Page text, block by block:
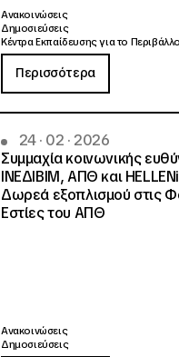
Ανακοινώσεις
Δημοσιεύσεις
Κέντρα Εκπαίδευσης για το
Περισσότερα
24 · 02 · 2026
Συμμαχία κοινωνικής
ΙΝΕΔΙΒΙΜ, ΑΠΘ και
Δωρεά εξοπλισμού στις
Εστίες του ΑΠΘ
Ανακοινώσεις
Δημοσιεύσεις